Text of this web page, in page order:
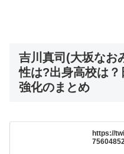
吉川真司(大坂なお
性は?出身高校は
強化のまとめ
https://